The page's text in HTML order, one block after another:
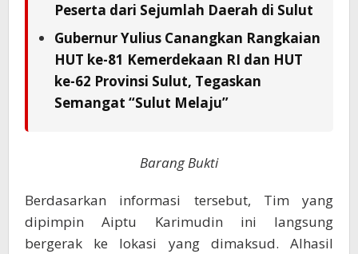
Peserta dari Sejumlah Daerah di Sulut
Gubernur Yulius Canangkan Rangkaian
HUT ke-81 Kemerdekaan RI dan HUT
ke-62 Provinsi Sulut, Tegaskan
Semangat “Sulut Melaju”
Barang Bukti
Berdasarkan informasi tersebut, Tim yang
dipimpin Aiptu Karimudin ini langsung
bergerak ke lokasi yang dimaksud. Alhasil